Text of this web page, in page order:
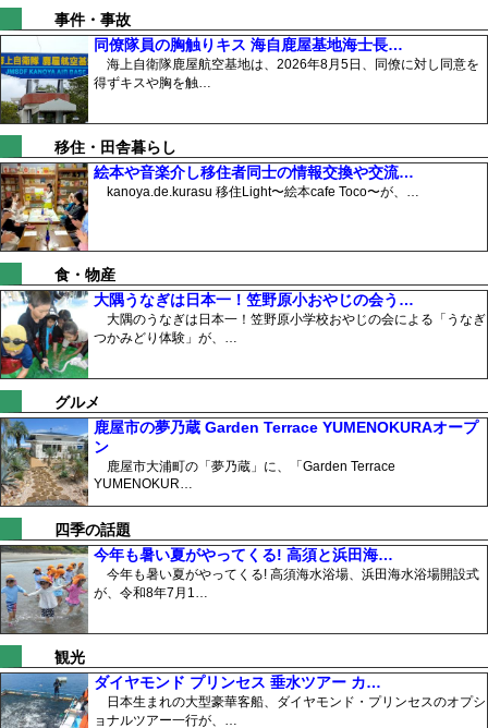
事件・事故
同僚隊員の胸触りキス 海自鹿屋基地海士長…
海上自衛隊鹿屋航空基地は、2026年8月5日、同僚に対し同意を
得ずキスや胸を触…
移住・田舎暮らし
絵本や音楽介し移住者同士の情報交換や交流…
kanoya.de.kurasu 移住Light〜絵本cafe Toco〜が、…
食・物産
大隅うなぎは日本一！笠野原小おやじの会う…
大隅のうなぎは日本一！笠野原小学校おやじの会による「うなぎ
つかみどり体験」が、…
グルメ
鹿屋市の夢乃蔵 Garden Terrace YUMENOKURAオープ
ン
鹿屋市大浦町の「夢乃蔵」に、「Garden Terrace
YUMENOKUR…
四季の話題
今年も暑い夏がやってくる! 高須と浜田海…
今年も暑い夏がやってくる! 高須海水浴場、浜田海水浴場開設式
が、令和8年7月1…
観光
ダイヤモンド プリンセス 垂水ツアー カ…
日本生まれの大型豪華客船、ダイヤモンド・プリンセスのオプシ
ョナルツアー一行が、…